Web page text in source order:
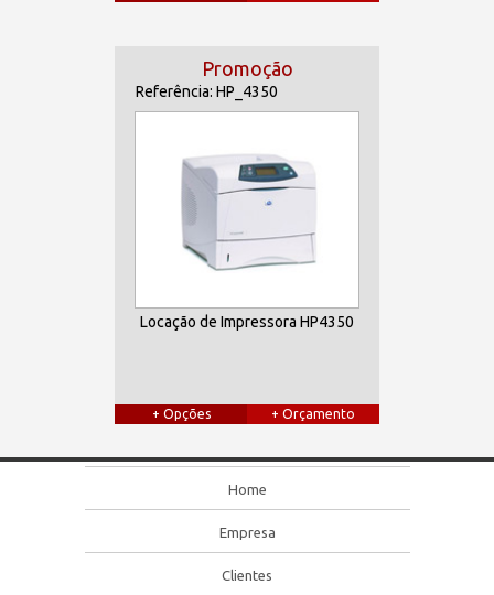
Promoção
Referência: HP_4350
Locação de Impressora HP4350
+ Opções + Orçamento
Home
Empresa
Clientes